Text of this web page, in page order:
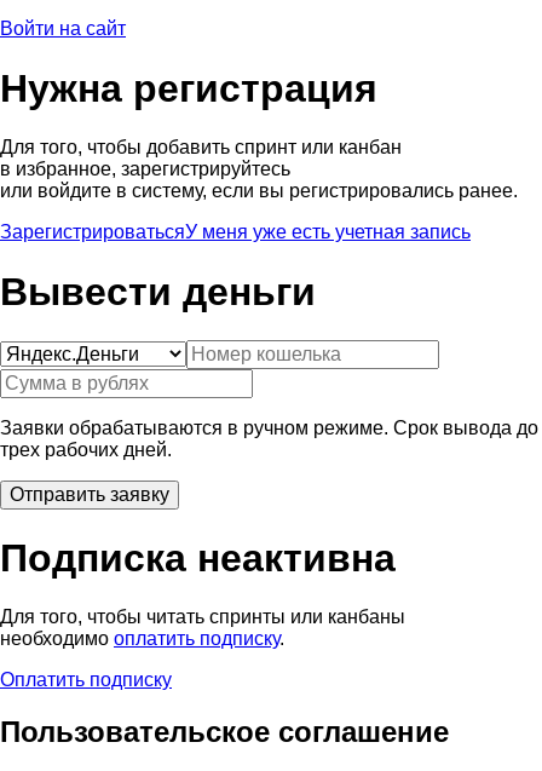
Войти на сайт
Нужна регистрация
Для того, чтобы добавить спринт или канбан
в избранное, зарегистрируйтесь
или войдите в систему, если вы регистрировались ранее.
ЗарегистрироватьсяУ меня уже есть учетная запись
Вывести деньги
Заявки обрабатываются в ручном режиме. Срок вывода до
трех рабочих дней.
Подписка неактивна
Для того, чтобы читать спринты или канбаны
необходимо оплатить подписку.
Оплатить подписку
Пользовательское соглашение